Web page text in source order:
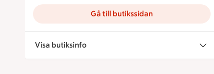
Gå till butikssidan
Visa butiksinfo